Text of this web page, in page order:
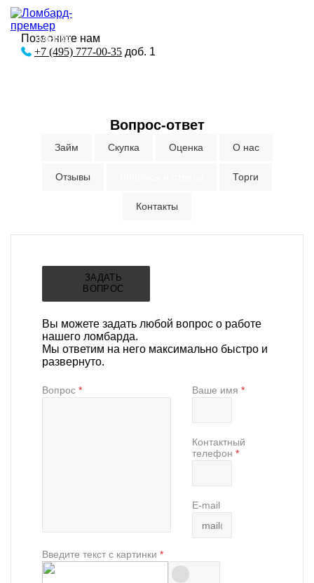
Позвоните нам
+7 (495) 777-00-35 доб. 1
МЕНЮ
Вопрос-ответ
Займ Скупка Оценка О нас
Отзывы Торги
Контакты
ЗАДАТЬ
ВОПРОС
Вы можете задать любой вопрос о работе
нашего ломбарда.
Мы ответим на него максимально быстро и
развернуто.
Вопрос * Ваше имя *
Контактный
телефон *
E-mail
Введите текст с картинки *